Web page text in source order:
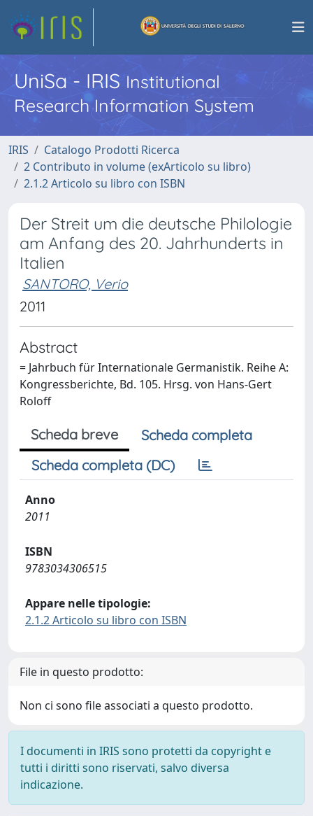
UniSa - IRISInstitutional
Research Information System
IRIS
Catalogo Prodotti Ricerca
2 Contributo in volume (exArticolo su libro)
2.1.2 Articolo su libro con ISBN
Der Streit um die deutsche Philologie
am Anfang des 20. Jahrhunderts in
Italien
SANTORO, Verio
2011
Abstract
= Jahrbuch für Internationale Germanistik. Reihe A:
Kongressberichte, Bd. 105. Hrsg. von Hans-Gert
Roloff
Scheda breve
Scheda completa
Scheda completa (DC)
Anno
2011
ISBN
9783034306515
Appare nelle tipologie:
2.1.2 Articolo su libro con ISBN
File in questo prodotto:
Non ci sono file associati a questo prodotto.
I documenti in IRIS sono protetti da copyright e
tutti i diritti sono riservati, salvo diversa
indicazione.